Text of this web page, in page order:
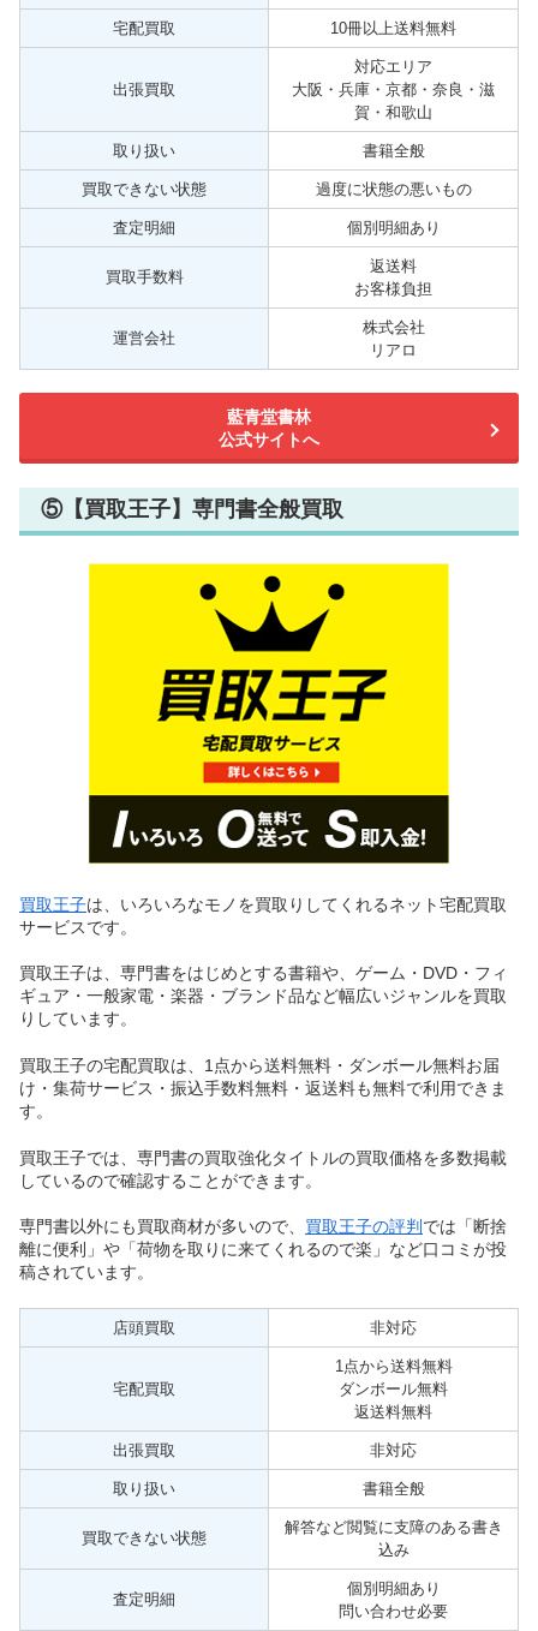
宅配買取 10冊以上送料無料
出張買取
対応エリア
大阪・兵庫・京都・奈良・滋
賀・和歌山
取り扱い 書籍全般
買取できない状態 過度に状態の悪いもの
査定明細 個別明細あり
買取手数料
返送料
お客様負担
運営会社
株式会社
リアロ
藍青堂書林
公式サイトへ
⑤【買取王子】専門書全般買取
買取王子は、いろいろなモノを買取りしてくれるネット宅配買取
サービスです。
買取王子は、専門書をはじめとする書籍や、ゲーム・DVD・フィ
ギュア・一般家電・楽器・ブランド品など幅広いジャンルを買取
りしています。
買取王子の宅配買取は、1点から送料無料・ダンボール無料お届
け・集荷サービス・振込手数料無料・返送料も無料で利用できま
す。
買取王子では、専門書の買取強化タイトルの買取価格を多数掲載
しているので確認することができます。
専門書以外にも買取商材が多いので、 買取王子の評判 では「断捨
離に便利」や「荷物を取りに来てくれるので楽」など口コミが投
稿されています。
店頭買取 非対応
宅配買取
1点から送料無料
ダンボール無料
返送料無料
出張買取 非対応
取り扱い 書籍全般
買取できない状態
解答など閲覧に支障のある書き
込み
査定明細
個別明細あり
問い合わせ必要